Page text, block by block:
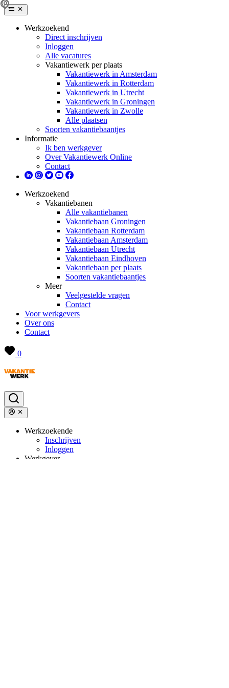
Werkzoekend
Direct inschrijven
Inloggen
Alle vacatures
Vakantiewerk per plaats
Vakantiewerk in Amsterdam
Vakantiewerk in Rotterdam
Vakantiewerk in Utrecht
Vakantiewerk in Groningen
Vakantiewerk in Zwolle
Alle plaatsen
Soorten vakantiebaantjes
Informatie
Ik ben werkgever
Over Vakantiewerk Online
Contact
Werkzoekend
Vakantiebanen
Alle vakantiebanen
Vakantiebaan Groningen
Vakantiebaan Rotterdam
Vakantiebaan Amsterdam
Vakantiebaan Utrecht
Vakantiebaan Eindhoven
Vakantiebaan per plaats
Soorten vakantiebaantjes
Meer
Veelgestelde vragen
Contact
Voor werkgevers
Over ons
Contact
0
Werkzoekende
Inschrijven
Inloggen
Werkgever